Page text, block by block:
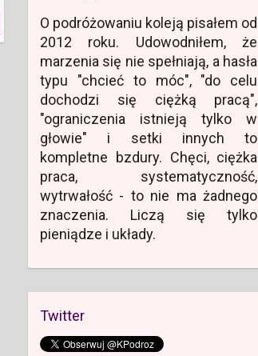
O podróżowaniu koleją pisałem od
2012 roku. Udowodniłem, że
marzenia się nie spełniają, a hasła
typu "chcieć to móc", "do celu
dochodzi się ciężką pracą",
"ograniczenia istnieją tylko w
głowie" i setki innych to
kompletne bzdury. Chęci, ciężka
praca, systematyczność,
wytrwałość - to nie ma żadnego
znaczenia. Liczą się tylko
pieniądze i układy.
Twitter